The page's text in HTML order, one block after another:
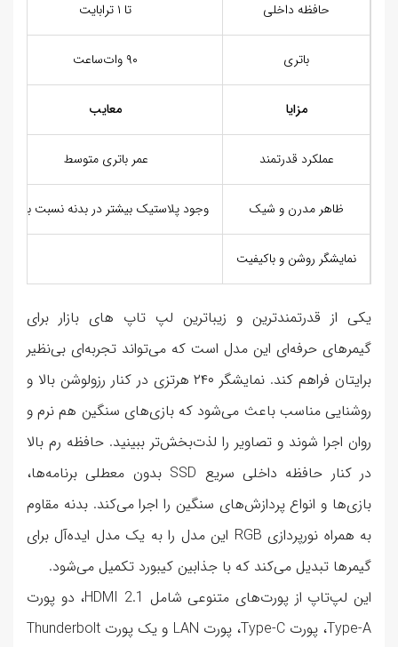
حافظه داخلی تا ۱ ترابایت
باتری ۹۰ وات‌ساعت
مزایا معایب
عملکرد قدرتمند عمر باتری متوسط
ظاهر مدرن و شیک وجود پلاستیک بیشتر در بدنه نسبت به رقبا
نمایشگر روشن و باکیفیت
یکی از قدرتمندترین و زیباترین لپ تاپ های بازار برای
گیمرهای حرفه‌ای این مدل است که می‌تواند تجربه‌ای بی‌نظیر
برایتان فراهم کند. نمایشگر ۲۴۰ هرتزی در کنار رزولوشن بالا و
روشنایی مناسب باعث می‌شود که بازی‌های سنگین هم نرم و
روان اجرا شوند و تصاویر را لذت‌بخش‌تر ببینید. حافظه رم بالا
در کنار حافظه داخلی سریع SSD بدون معطلی برنامه‌ها،
بازی‌ها و انواع پردازش‌های سنگین را اجرا می‌کند. بدنه مقاوم
به همراه نورپردازی RGB این مدل را به یک مدل ایده‌آل برای
گیمرها تبدیل می‌کند که با جذابین کیبورد تکمیل می‌شود.
این لپ‌تاپ از پورت‌های متنوعی شامل HDMI 2.1، دو پورت
Type-A، پورت Type-C، پورت LAN و یک پورت Thunderbolt